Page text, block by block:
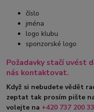
číslo
jména
logo klubu
sponzorské logo
Požadavky stačí uvést
nás kontaktovat.
Když si nebudete vědět
zeptat tak prosím pište
volejte na +420 737 200